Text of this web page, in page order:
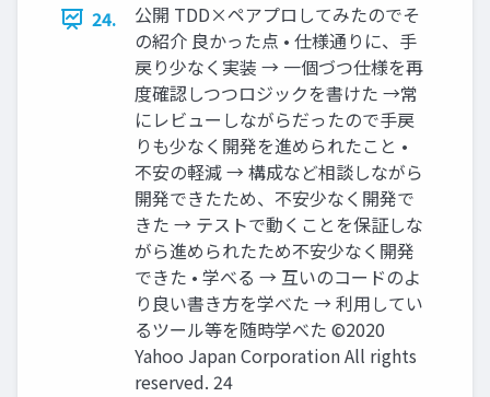
24.
公開 TDD×ペアプロしてみたのでそ
の紹介 良かった点 • 仕様通りに、⼿
戻り少なく実装 → ⼀個づつ仕様を再
度確認しつつロジックを書けた →常
にレビューしながらだったので⼿戻
りも少なく開発を進められたこと •
不安の軽減 → 構成など相談しながら
開発できたため、不安少なく開発で
きた → テストで動くことを保証しな
がら進められたため不安少なく開発
できた • 学べる → 互いのコードのよ
り良い書き⽅を学べた → 利⽤してい
るツール等を随時学べた ©2020
Yahoo Japan Corporation All rights
reserved. 24